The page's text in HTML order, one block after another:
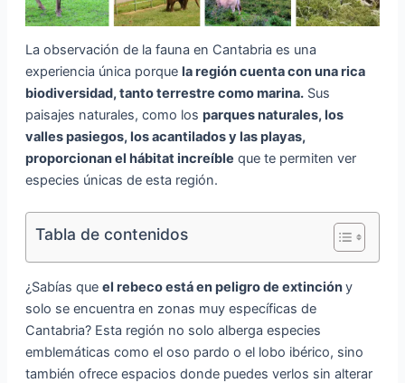
La observación de la fauna en Cantabria es una
experiencia única porque la región cuenta con una rica
biodiversidad, tanto terrestre como marina.Sus
paisajes naturales, como los parques naturales, los
valles pasiegos, los acantilados y las playas,
proporcionan el hábitat increíble que te permiten ver
especies únicas de esta región.
Tabla de contenidos
¿Sabías que el rebeco está en peligro de extincióny
solo se encuentra en zonas muy específicas de
Cantabria? Esta región no solo alberga especies
emblemáticas como el oso pardo o el lobo ibérico, sino
también ofrece espacios donde puedes verlos sin alterar